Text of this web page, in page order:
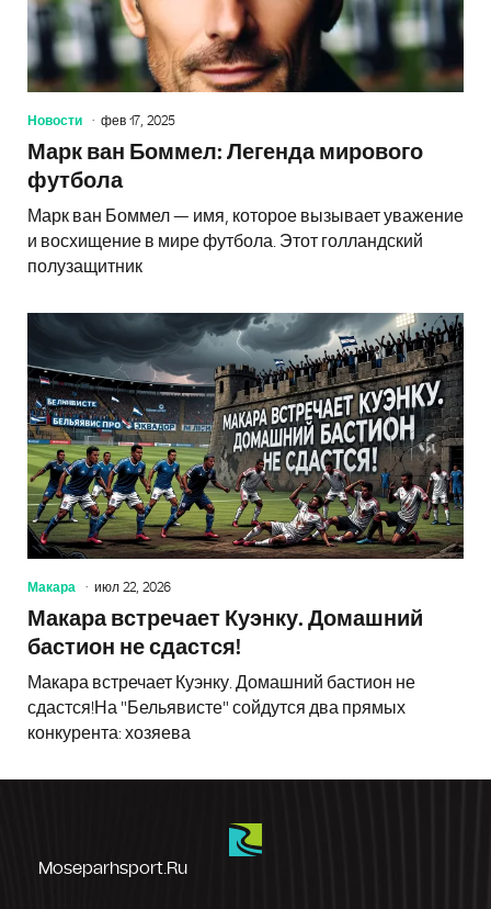
Новости фев 17, 2025
Марк ван Боммел: Легенда мирового
футбола
Марк ван Боммел — имя, которое вызывает уважение
и восхищение в мире футбола. Этот голландский
полузащитник
Макара июл 22, 2026
Макара встречает Куэнку. Домашний
бастион не сдастся!
Макара встречает Куэнку. Домашний бастион не
сдастся!На "Бельявисте" сойдутся два прямых
конкурента: хозяева
Moseparhsport.ru